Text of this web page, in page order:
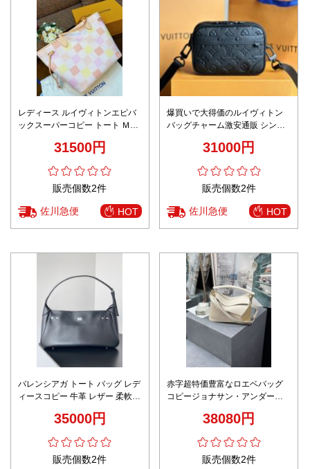
レディース ルイヴィトンエピバ
ックスーパーコピー トート Ｍサ
31500円
販売個数2件
佐川急便 HOT
爆買いで大得価のルイヴィトン
バッグチャーム激安通販 シンプ
M82544 ブラック
31000円
販売個数2件
佐川急便 HOT
バレンシアガ トート バッグ レデ
ィースコピー 牛革 レザー 柔軟
35000円
販売個数2件
赤字超特価豊富なロエベバッグ
コピージョナサン・アンダーソ
38080円
販売個数2件